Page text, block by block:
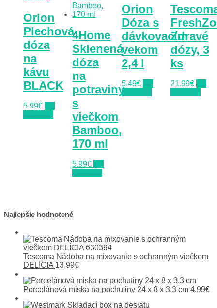
Orion
Plechová
dóza
na
kávu
BLACK
5.99€
4Home
Sklenená
dóza
na
potraviny
s
viečkom
Bamboo,
170 ml
5.99€
Orion
Dóza s
dávkovacím
vekom
2,4 l
5.49€
obchodu
Zdravé
dózy, 3
ks
21.99€
Najlepšie hodnotené
Tescoma Nádoba na mixovanie s ochranným viečkom
DELÍCIA 13.99€
Porcelánová miska na pochutiny 24 x 8 x 3,3 cm 4.99€